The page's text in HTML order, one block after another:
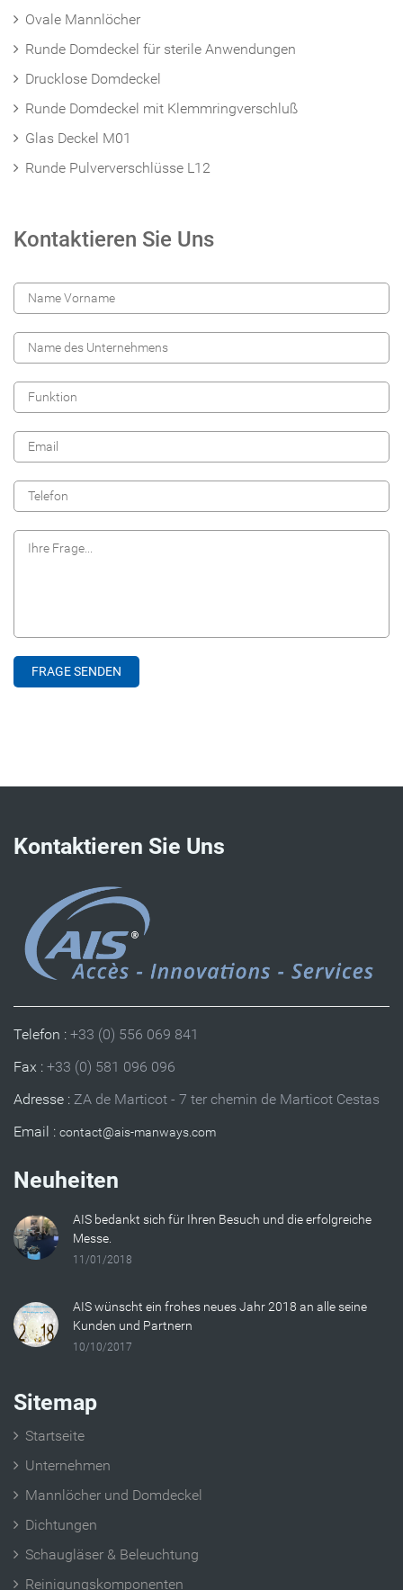
Ovale Mannlöcher
Runde Domdeckel für sterile Anwendungen
Drucklose Domdeckel
Runde Domdeckel mit Klemmringverschluß
Glas Deckel M01
Runde Pulververschlüsse L12
Kontaktieren Sie Uns
Kontaktieren Sie Uns
Telefon : +33 (0) 556 069 841
Fax : +33 (0) 581 096 096
Adresse : ZA de Marticot - 7 ter chemin de Marticot Cestas
Email :
Neuheiten
AIS bedankt sich für Ihren Besuch und die erfolgreiche
Messe.
11/01/2018
AIS wünscht ein frohes neues Jahr 2018 an alle seine
Kunden und Partnern
10/10/2017
Sitemap
Startseite
Unternehmen
Mannlöcher und Domdeckel
Dichtungen
Schaugläser & Beleuchtung
Reinigungskomponenten